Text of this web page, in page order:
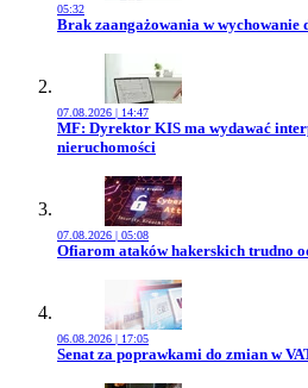
05:32
Przejdź do artykułu:
Brak zaangażowania w wychowanie
07.08.2026 | 14:47
Przejdź do artykułu:
MF: Dyrektor KIS ma wydawać
nieruchomości
07.08.2026 | 05:08
Przejdź do artykułu:
Ofiarom ataków hakerskich trudno
06.08.2026 | 17:05
Przejdź do artykułu:
Senat za poprawkami do zmian w